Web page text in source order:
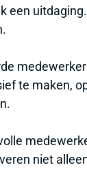
een
te maken,
niet